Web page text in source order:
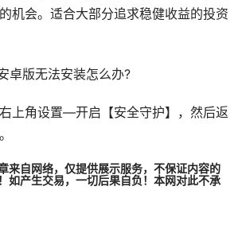
机会。适合大部分追求稳健收益的投资
卓版无法安装怎么办?
上角设置—开启【安全守护】，然后返
来自网络，仅提供展示服务，不保证内容的
如产生交易，一切后果自负！本网对此不承